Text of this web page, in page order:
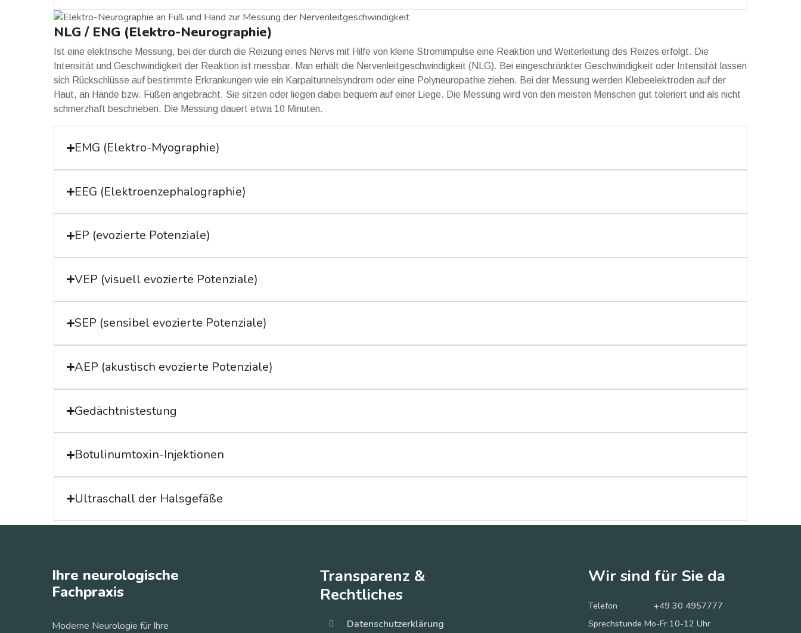
NLG / ENG (Elektro-Neurographie)
Ist eine elektrische Messung, bei der durch die Reizung eines Nervs mit Hilfe von kleine Stromimpulse eine Reaktion und Weiterleitung des Reizes erfolgt. Die
Intensität und Geschwindigkeit der Reaktion ist messbar. Man erhält die Nervenleitgeschwindigkeit (NLG). Bei eingeschränkter Geschwindigkeit oder Intensität lassen
sich Rückschlüsse auf bestimmte Erkrankungen wie ein Karpaltunnelsyndrom oder eine Polyneuropathie ziehen. Bei der Messung werden Klebeelektroden auf der
Haut, an Hände bzw. Füßen angebracht. Sie sitzen oder liegen dabei bequem auf einer Liege. Die Messung wird von den meisten Menschen gut toleriert und als nicht
schmerzhaft beschrieben. Die Messung dauert etwa 10 Minuten.
EMG (Elektro-Myographie)
EEG (Elektroenzephalographie)
EP (evozierte Potenziale)
VEP (visuell evozierte Potenziale)
SEP (sensibel evozierte Potenziale)
AEP (akustisch evozierte Potenziale)
Gedächtnistestung
Botulinumtoxin-Injektionen
Ultraschall der Halsgefäße
Ihre neurologische
Fachpraxis
Moderne Neurologie für Ihre
Transparenz &
Rechtliches
Datenschutzerklärung
Wir sind für Sie da
Telefon
+49 30 4957777
Sprechstunde Mo-Fr 10-12 Uhr